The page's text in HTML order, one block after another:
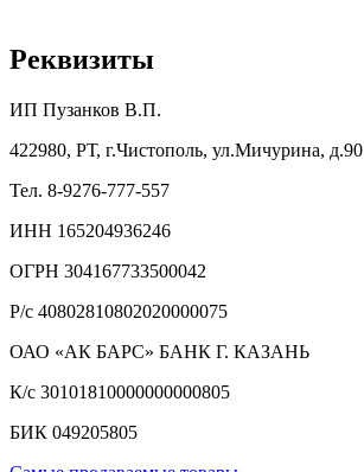
Реквизиты
ИП Пузанков В.П.
422980, РТ, г.Чистополь, ул.Мичурина, д.90
Тел. 8-9276-777-557
ИНН 165204936246
ОГРН 304167733500042
Р/с 40802810802020000075
ОАО «АК БАРС» БАНК Г. КАЗАНЬ
К/с 30101810000000000805
БИК 049205805